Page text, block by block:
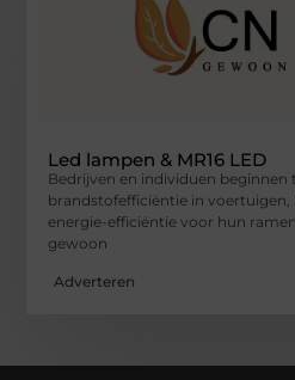
Led lampen & MR16 LED
Bedrijven en individuen beginnen
brandstofefficiëntie in voertuigen,
energie-efficiëntie voor hun
gewoon
Adverteren